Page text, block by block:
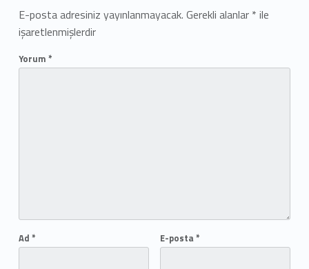
E-posta adresiniz yayınlanmayacak. Gerekli alanlar * ile
işaretlenmişlerdir
Yorum *
Ad * E-posta*